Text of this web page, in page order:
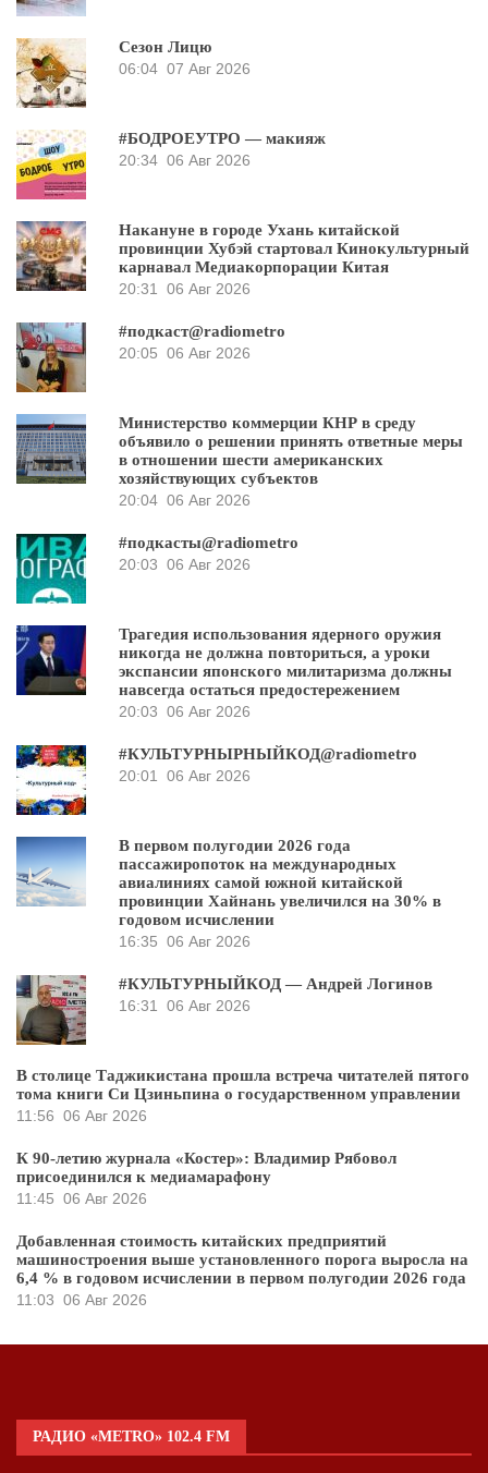
Сезон Лицю
06:04 07 Авг 2026
#БОДРОЕУТРО — макияж
20:34 06 Авг 2026
Накануне в городе Ухань китайской
провинции Хубэй стартовал Кинокультурный
карнавал Медиакорпорации Китая
20:31
06 Авг 2026
#подкаст@radiometro
20:05 06 Авг 2026
Министерство коммерции КНР в среду
объявило о решении принять ответные меры
в отношении шести американских
хозяйствующих субъектов
20:04 06 Авг 2026
#подкасты@radiometro
20:03 06 Авг 2026
Трагедия использования ядерного оружия
никогда не должна повториться, а уроки
экспансии японского милитаризма должны
навсегда остаться предостережением
20:03 06 Авг 2026
#КУЛЬТУРНЫРНЫЙКОД@radiometro
20:01
06 Авг 2026
В первом полугодии 2026 года
пассажиропоток на международных
авиалиниях самой южной китайской
провинции Хайнань увеличился на 30% в
годовом исчислении
16:35 06 Авг 2026
#КУЛЬТУРНЫЙКОД — Андрей Логинов
16:31
06 Авг 2026
В столице Таджикистана прошла встреча читателей пятого
тома книги Си Цзиньпина о государственном управлении
11:56 06 Авг 2026
К 90-летию журнала «Костер»: Владимир Рябовол
присоединился к медиамарафону
11:45 06 Авг 2026
Добавленная стоимость китайских предприятий
машиностроения выше установленного порога выросла на
6,4 % в годовом исчислении в первом полугодии 2026 года
11:03 06 Авг 2026
РАДИО «METRO» 102.4 FM